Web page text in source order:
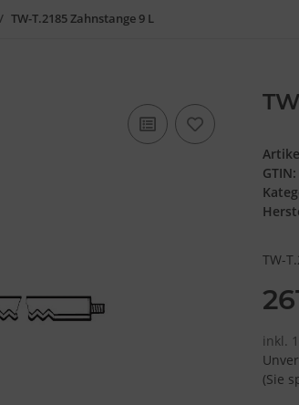
TW-T.2185 Zahnstange 9 L
GTIN:
TW-
inkl.
(Sie